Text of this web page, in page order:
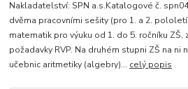
Nakladatelství: SPN a.s.Katalogové č.
dvěma pracovními sešity (pro 1. a 2.
matematik pro výuku od 1. do 5. ročníku
požadavky RVP. Na druhém stupni ZŠ na ni
učebnic aritmetiky (algebry)... celý popis